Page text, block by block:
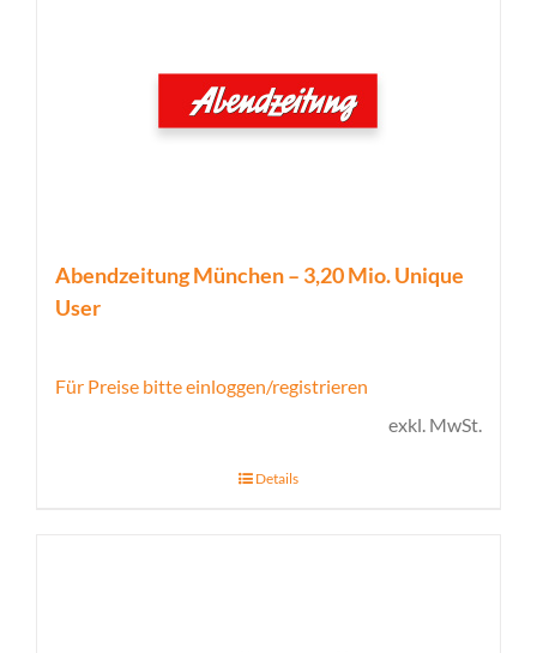
Abendzeitung München – 3,20 Mio. Unique
User
Für Preise bitte einloggen/registrieren
exkl. MwSt.
Details